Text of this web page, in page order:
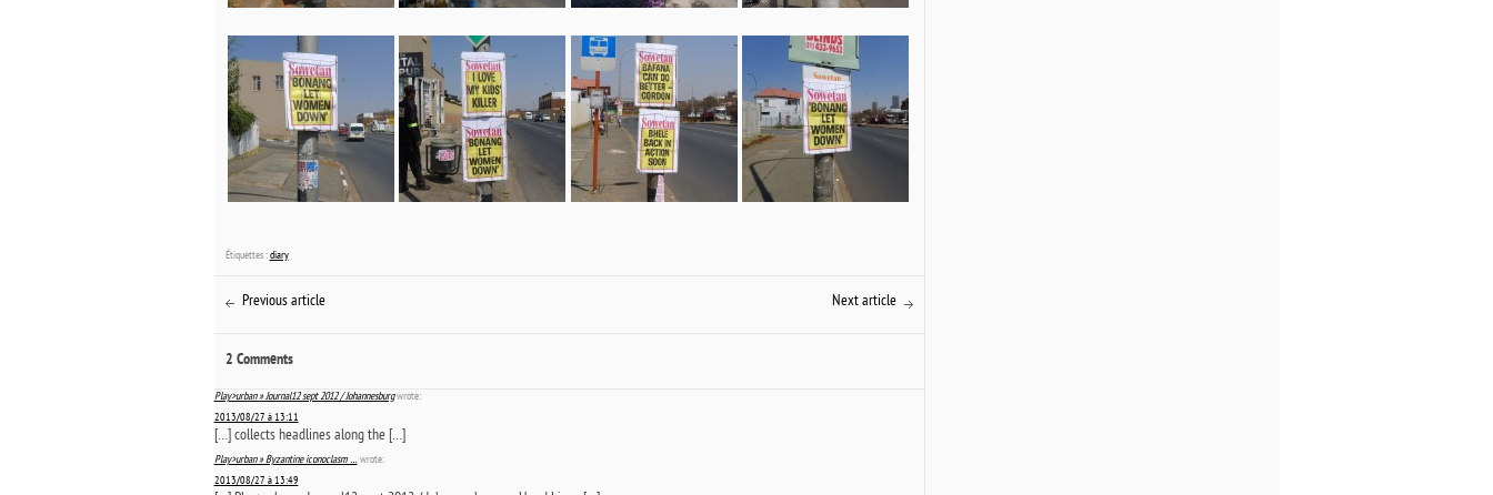
Étiquettes :diary
Previous article Next article
2 Comments
Play>urban » Journal12 sept 2012 / Johannesburg wrote:
2013/08/27 à 13:11
[…] collects headlines along the […]
Play>urban » Byzantine iconoclasm … wrote:
2013/08/27 à 13:49